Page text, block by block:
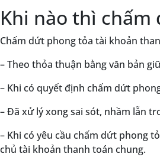
Khi nào thì
Chấm dứt phong tỏa tài khoản
– Theo thỏa thuận bằng văn bản
– Khi có quyết định chấm dứt
– Đã xử lý xong sai sót, nhầm lẫn
– Khi có yêu cầu chấm dứt phong
chủ tài khoản thanh toán chung.